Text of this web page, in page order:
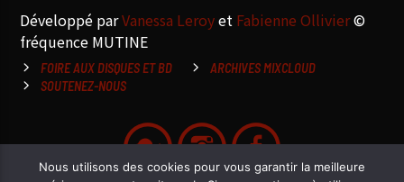
Développé parVanessa Leroyet Fabienne Ollivier©
fréquence MUTINE
FOIRE AUX DISQUES ET BD
ARCHIVES MIXCLOUD
SOUTENEZ-NOUS
Nous utilisons des cookies pour vous garantir la meilleure